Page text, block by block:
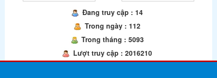
Đang truy cập : 14
Trong ngày : 112
Trong tháng : 5093
Lượt truy cập : 2016210